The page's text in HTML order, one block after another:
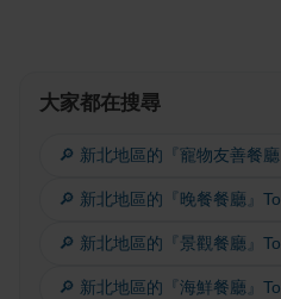
大家都在搜尋
🔎 新北地區的『寵物友善餐
🔎 新北地區的『晚餐餐廳』
🔎 新北地區的『景觀餐廳』
🔎 新北地區的『海鮮餐廳』